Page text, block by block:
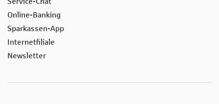
Online-Banking
Sparkassen-App
Internetfiliale
Newsletter